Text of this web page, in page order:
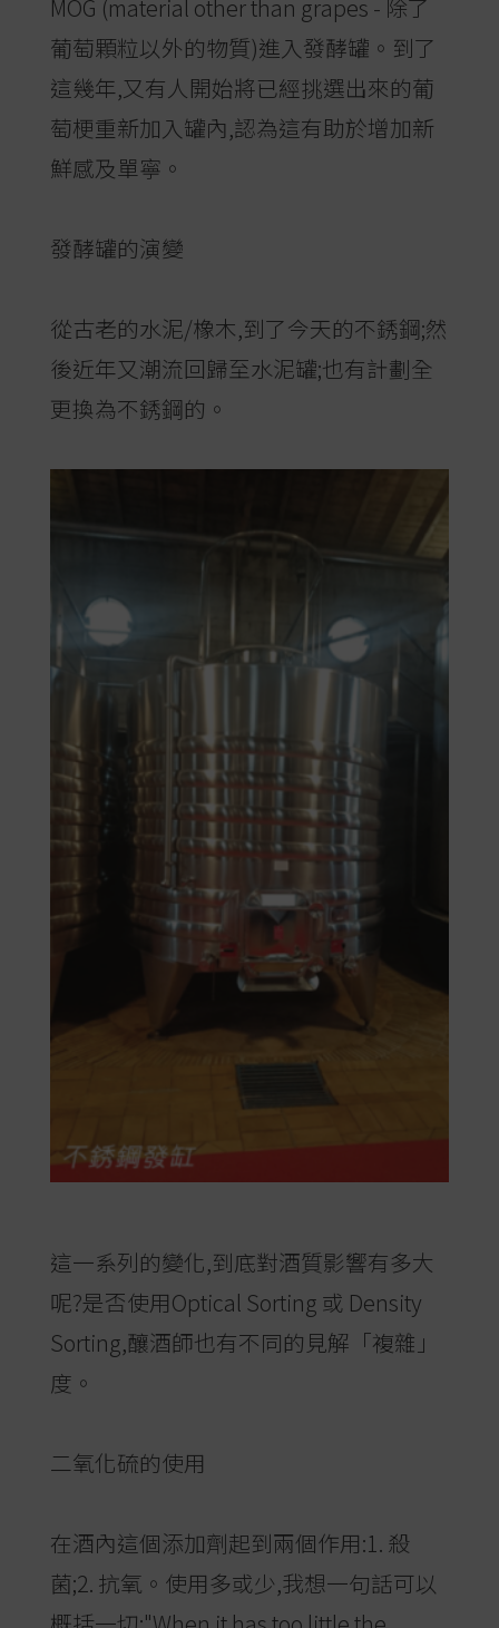
MOG (material other than grapes - 除了
葡萄顆粒以外的物質)進入發酵罐。到了
這幾年,又有人開始將已經挑選出來的葡
萄梗重新加入罐內,認為這有助於增加新
鮮感及單寧。
發酵罐的演變
從古老的水泥/橡木,到了今天的不銹鋼;然
後近年又潮流回歸至水泥罐;也有計劃全
更換為不銹鋼的。
這一系列的變化,到底對酒質影響有多大
呢?是否使用Optical Sorting 或 Density
Sorting,釀酒師也有不同的見解「複雜」
度。
二氧化硫的使用
在酒內這個添加劑起到兩個作用:1. 殺
菌;2. 抗氧。使用多或少,我想一句話可以